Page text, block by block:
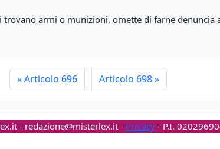
armi o munizioni, omette di farne
«Articolo 696 Articolo 698»
- redazione@misterlex.it- Privacy- P.I.